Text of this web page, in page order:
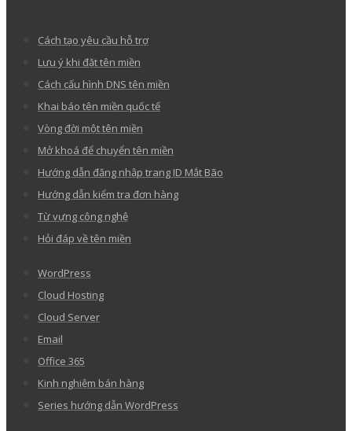
Cách tạo yêu cầu hỗ trợ
Lưu ý khi đặt tên miền
Cách cấu hình DNS tên miền
Khai báo tên miền quốc tế
Vòng đời một tên miền
Mở khoá để chuyển tên miền
Hướng dẫn đăng nhập trang ID Mắt Bão
Hướng dẫn kiểm tra đơn hàng
Từ vựng công nghệ
Hỏi đáp về tên miền
WordPress
Cloud Hosting
Cloud Server
Email
Office 365
Kinh nghiệm bán hàng
Series hướng dẫn WordPress